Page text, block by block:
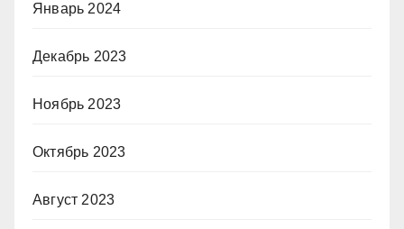
Январь 2024
Декабрь 2023
Ноябрь 2023
Октябрь 2023
Август 2023